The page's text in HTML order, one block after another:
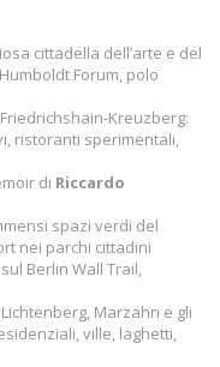
cittadella dell’arte e del
Forum, polo
Kreuzberg:
ristoranti sperimentali,
di Riccardo
spazi verdi del
nei parchi cittadini
Berlin Wall Trail,
Marzahn e gli
ville, laghetti,